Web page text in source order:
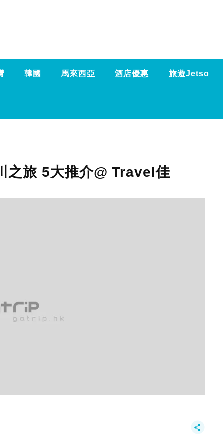
韓國 馬來西亞 酒店優惠 旅遊Jetso
之旅 5大推介@ Travel佳